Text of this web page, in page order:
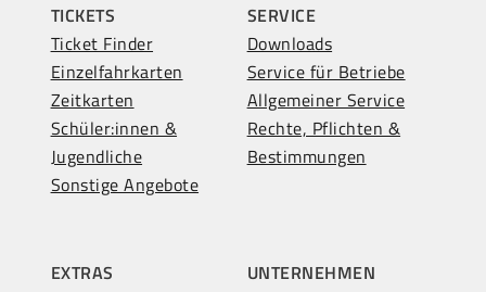
TICKETS
Ticket Finder
Einzelfahrkarten
Zeitkarten
Schüler:innen &
Jugendliche
Sonstige Angebote
SERVICE
Downloads
Service für Betriebe
Allgemeiner Service
Rechte, Pflichten &
Bestimmungen
EXTRAS
UNTERNEHMEN